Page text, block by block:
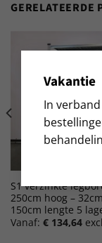
Vakantie
In
GERELATEERDE
S1 verzinkte
250cm hoog –
150cm lengte 5
Vanaf: €134,64